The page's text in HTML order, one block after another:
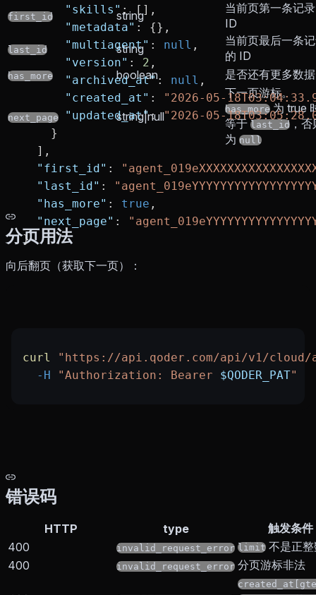
      "skills"
: [],
      "metadata"
: {},
      "multiagent"
: null ,
      "version"
: 2 ,
      "archived_at"
: null ,
      "created_at"
:
"2026-05-
      "updated_at"
: "2026-05-
    }
  ],
  "first_id"
:
  "last_id"
:
  "has_more"
: true ,
  "next_page"
:
}
first_id string
当前页第一条记
ID
last_id string
当前页最后一条
的 ID
has_more boolean 是否还有更多数据
next_page string|null
下一页游标。
has_more为 true
等于last_id，否
为 null
分页用法
向后翻页（获取下一页）：
curl
"https://api.qoder.com/api/v1/cloud/
  -H
"Authorization: Bearer $QODER_PAT"
错误码
HTTP type
触发条件
400
invalid_request_error limit 不是正
400
invalid_request_error 分页游标非法